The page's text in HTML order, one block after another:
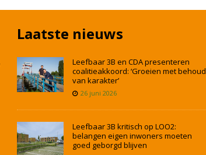
Laatste nieuws
Leefbaar 3B en CDA presenteren
coalitieakkoord: ‘Groeien met behoud
van karakter’
26 juni 2026
Leefbaar 3B kritisch op LOO2:
belangen eigen inwoners moeten
goed geborgd blijven